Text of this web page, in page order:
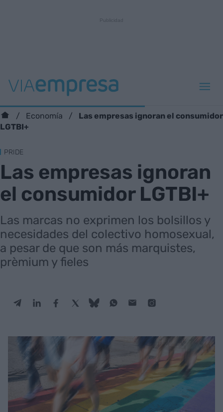
Economía
Las empresas ignoran el consumidor
LGTBI+
PRIDE
Las empresas ignoran
el consumidor LGTBI+
Las marcas no exprimen los bolsillos y
necesidades del colectivo homosexual,
a pesar de que son más marquistes,
prèmium y fieles